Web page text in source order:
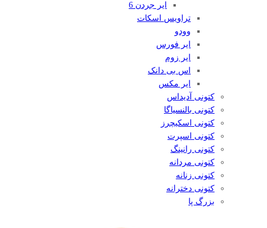
ایر جردن 6
تراویس اسکات
وودو
ایر فورس
ایر زوم
اس بی دانک
ایر مکس
کتونی آدیداس
کتونی بالنسیاگا
کتونی اسکیچرز
کتونی اسپرت
کتونی رانینگ
کتونی مردانه
کتونی زنانه
کتونی دخترانه
بزرگ پا